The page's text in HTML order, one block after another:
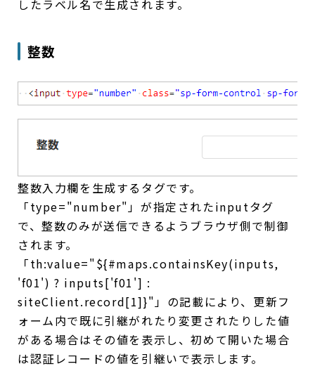
したラベル名で生成されます。
整数
整数入力欄を生成するタグです。
「type="number"」が指定されたinputタグ
で、整数のみが送信できるようブラウザ側で制御
されます。
「th:value="${#maps.containsKey(inputs,
'f01') ? inputs['f01'] :
siteClient.record[1]}"」の記載により、更新フ
ォーム内で既に引継がれたり変更されたりした値
がある場合はその値を表示し、初めて開いた場合
は認証レコードの値を引継いで表示します。